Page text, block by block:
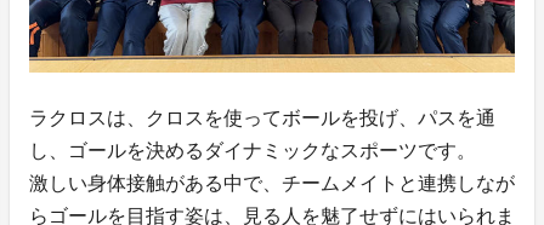
ラクロスは、クロスを使ってボールを投げ、パスを通
し、ゴールを決めるダイナミックなスポーツです。
激しい身体接触がある中で、チームメイトと連携しなが
らゴールを目指す姿は、見る人を魅了せずにはいられま